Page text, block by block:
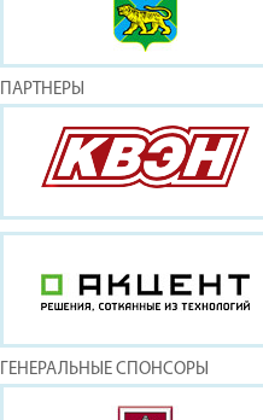
ПАРТНЕРЫ
ГЕНЕРАЛЬНЫЕ СПОНСОРЫ